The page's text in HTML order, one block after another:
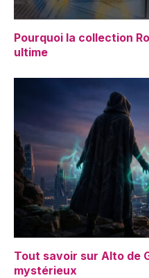
Pourquoi la collection
ultime
Tout savoir sur Alto de
mystérieux